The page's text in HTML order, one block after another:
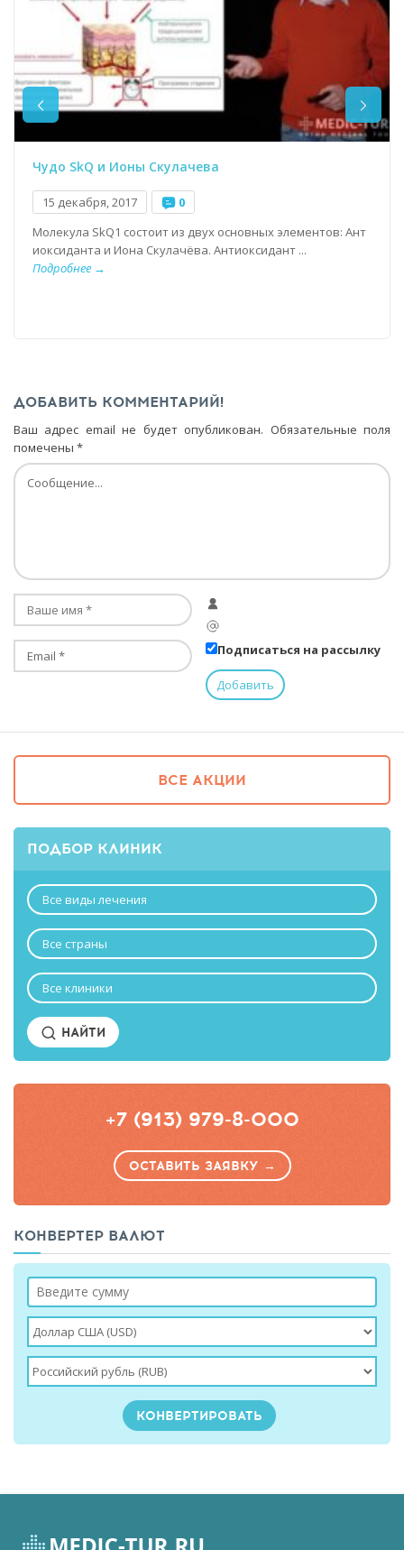
Чудо SkQ и Ионы Скулачева
15 декабря, 2017
0
Молекула SkQ1 состоит из двух основных элементов: Ант
иоксиданта и Иона Скулачёва. Антиоксидант ...
Подробнее →
ДОБАВИТЬ КОММЕНТАРИЙ!
Ваш адрес email не будет опубликован. Обязательные поля
помечены *
Подписаться на рассылку
ВСЕ АКЦИИ
ПОДБОР КЛИНИК
Все виды лечения
Все страны
Все клиники
НАЙТИ
+7 (913) 979-8-000
ОСТАВИТЬ ЗАЯВКУ →
КОНВЕРТЕР ВАЛЮТ